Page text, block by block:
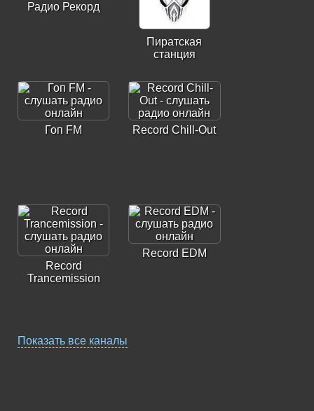
Радио Рекорд
Пиратская
станция
Гоп FM Record Chill-Out
Record
Trancemission
Record EDM
Показать все каналы